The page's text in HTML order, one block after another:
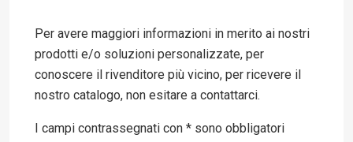
Per avere maggiori informazioni in merito ai nostri
prodotti e/o soluzioni personalizzate, per
conoscere il rivenditore più vicino, per ricevere il
nostro catalogo, non esitare a contattarci.
I campi contrassegnati con * sono obbligatori